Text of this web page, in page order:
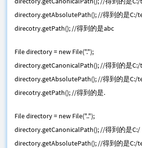
directory.getAbsolutePath(); //得到的是C:/
direcotry.getPath(); //得到的是abc
File directory = new File(".");
directory.getCanonicalPath(); //得到的是
directory.getAbsolutePath(); //得到的是C:/
direcotry.getPath(); //得到的是.
File directory = new File("..");
directory.getCanonicalPath(); //得到的是C:/
directory.getAbsolutePath(); //得到的是C:/